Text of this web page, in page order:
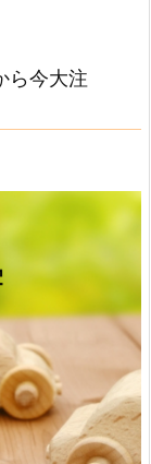
ら今大注